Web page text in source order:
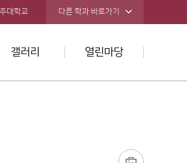
대학교 다른 학과 바로가기
갤러리 열린마당